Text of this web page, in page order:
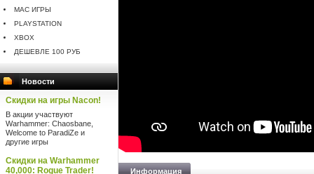
MAC ИГРЫ
PLAYSTATION
XBOX
ДЕШЕВЛЕ 100 РУБ
Новости
Скидки на игры Nacon!
В акции участвуют
Warhammer: Chaosbane,
Welcome to ParadiZe и
другие игры
Скидки на Warhammer
40,000: Rogue Trader!
Информация